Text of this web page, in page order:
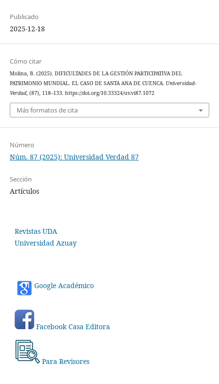
Publicado
2025-12-18
Cómo citar
Molina, B. (2025). DIFICULTADES DE LA GESTIÓN PARTICIPATIVA DEL
PATRIMONIO MUNDIAL. EL CASO DE SANTA ANA DE CUENCA. Universidad-
Verdad, (87), 118–133. https://doi.org/10.33324/uv.vi87.1072
Más formatos de cita
Número
Núm. 87 (2025): Universidad Verdad 87
Sección
Artículos
Revistas UDA
Universidad Azuay
Google Académico
Facebook Casa Editora
Para Revisores